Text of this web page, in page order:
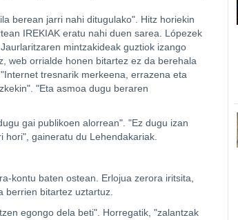
berean jarri nahi ditugulako". Hitz horiekin
IREKIAK eratu nahi duen sarea. Lópezek
mintzakideak guztiok izango
web orrialde honen bitartez ez da berehala
tresnarik merkeena, errazena eta
"Eta asmoa dugu beraren
gai publikoen alorrean". "Ez dugu izan
gaineratu du Lehendakariak.
kontu baten ostean. Erlojua zerora iritsita,
berrien bitartez uztartuz.
egongo dela beti". Horregatik, "zalantzak